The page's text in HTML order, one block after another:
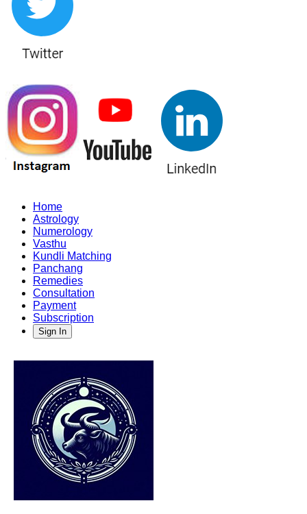
Home
Astrology
Numerology
Vasthu
Kundli Matching
Panchang
Remedies
Consultation
Payment
Subscription
Sign In